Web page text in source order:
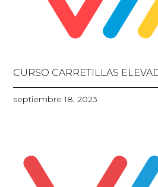
CURSO CARRETILLAS
septiembre 18, 2023